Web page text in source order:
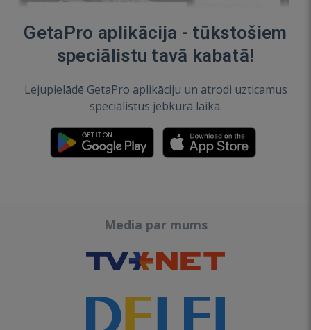
GetaPro aplikācija - tūkstošiem
speciālistu tavā kabatā!
Lejupielādē GetaPro aplikāciju un atrodi uzticamus
speciālistus jebkurā laikā.
Media par mums